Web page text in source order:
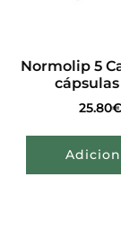
Normolip 5
cápsulas
25.80€